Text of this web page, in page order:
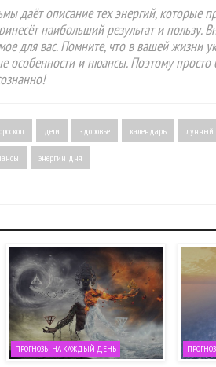
даёт описание тех энергий, которые
наибольший результат и пользу.
для вас. Помните, что в вашей жизни
особенности и нюансы. Поэтому
дети здоровье календарь лунный
энергии дня
ПРОГНОЗЫ НА КАЖДЫЙ ДЕНЬ